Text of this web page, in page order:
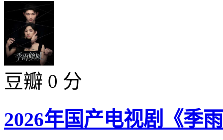
豆瓣 0 分
2026年国产电视剧《季